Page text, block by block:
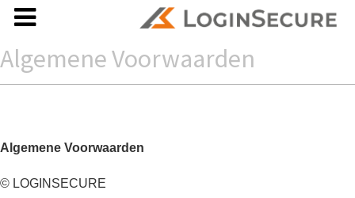
Algemene Voorwaarden
Algemene Voorwaarden
© LOGINSECURE